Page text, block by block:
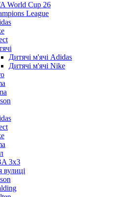
World Cup 26
League
Дитячі м'ячі Adidas
Дитячі м'ячі Nike
3x3
вулиці